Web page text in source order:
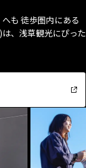
も 徒歩圏内にある
、浅草観光にぴった